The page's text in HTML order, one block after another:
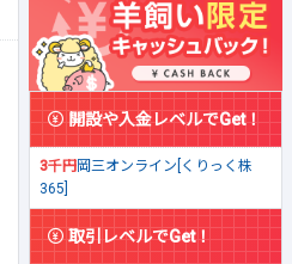
開設や入金レベルでGet！
3千円岡三オンライン[くりっく株
365]
取引レベルでGet！